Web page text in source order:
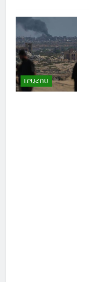
ԼՐԱՀՈՍ